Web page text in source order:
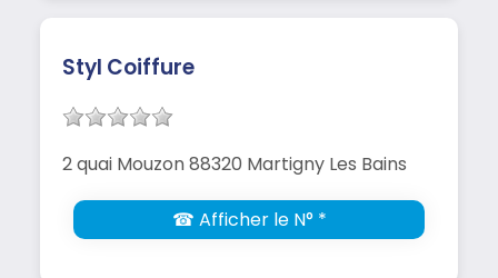
Styl Coiffure
2 quai Mouzon 88320 Martigny Les Bains
☎ Afficher le N° *